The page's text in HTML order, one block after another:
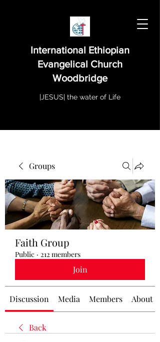
International Ethiopian
Evangelical Church
Woodbridge
|JESUS| the water of Life
Groups
Faith Group
Public · 212 members
Join
Discussion Media Members About
Back